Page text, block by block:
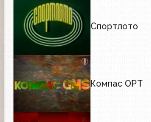
Спортлото
Компас ОРТ